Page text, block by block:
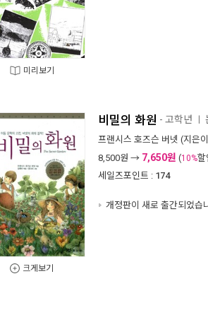
미리보기
크게보기
비밀의 화원 - 고학년
프랜시스 호즈슨 버넷 (지은
8,500원 → 7,650원 (10%할
세일즈포인트 : 174
개정판이 새로 출간되었습